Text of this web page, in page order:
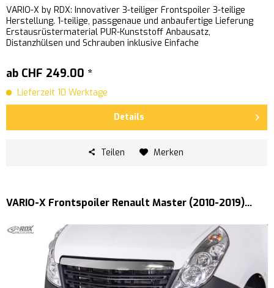
VARIO-X by RDX: Innovativer 3-teiliger Frontspoiler 3-teilige
Herstellung. 1-teilige, passgenaue und anbaufertige Lieferung
Erstausrüstermaterial PUR-Kunststoff Anbausatz,
Distanzhülsen und Schrauben inklusive Einfache
ab CHF 249.00 *
Lieferzeit 10 Werktage
Details
Teilen Merken
VARIO-X Frontspoiler Renault Master (2010-2019)...